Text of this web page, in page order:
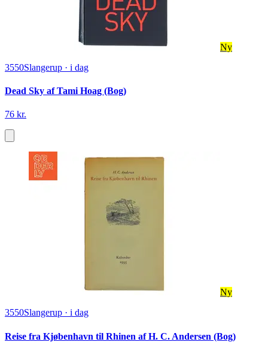
Ny
3550Slangerup · i dag
Dead Sky af Tami Hoag (Bog)
76 kr.
Ny
3550Slangerup · i dag
Reise fra Kjøbenhavn til Rhinen af H. C. Andersen (Bog)